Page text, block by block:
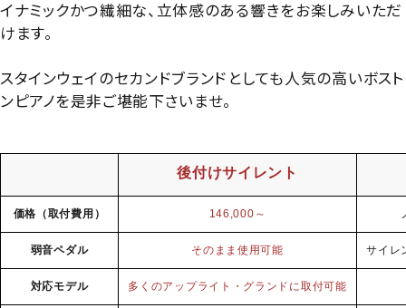
イナミックかつ繊細な、立体感のある響きをお楽しみいただ
けます。
スタインウェイのセカンドブランドとしても人気の高いボスト
ンピアノを是非ご堪能下さいませ。
後付けサイレント
価格（取付費用） 146,000～
弱音ペダル そのまま使用可能 サイレ
対応モデル 多くのアップライト・グランドに取付可能